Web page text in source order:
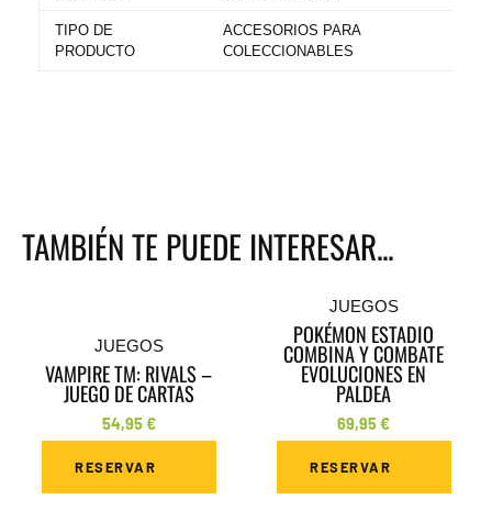
TIPO DE
PRODUCTO
ACCESORIOS PARA
COLECCIONABLES
TAMBIÉN TE PUEDE INTERESAR...
JUEGOS
VAMPIRE TM: RIVALS –
JUEGO DE CARTAS
54,95€
RESERVAR
JUEGOS
POKÉMON ESTADIO
COMBINA Y COMBATE
EVOLUCIONES EN
PALDEA
69,95€
RESERVAR